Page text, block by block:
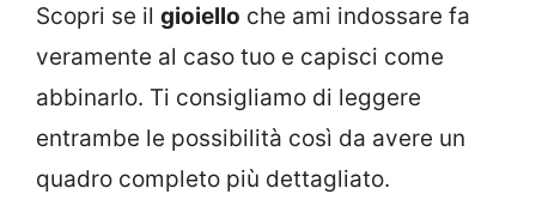
Scopri se il gioiello che ami indossare fa
veramente al caso tuo e capisci come
abbinarlo. Ti consigliamo di leggere
entrambe le possibilità così da avere un
quadro completo più dettagliato.